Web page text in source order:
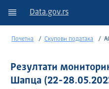
Data.gov.rs
Почетна Скупови података
Резултати
Шапца (22-